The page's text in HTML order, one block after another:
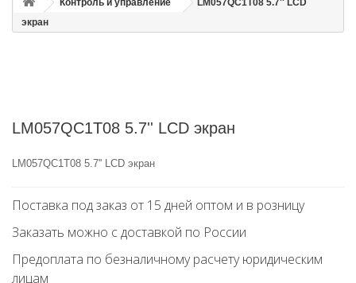
Контроль и управление
LM057QC1T08 5.7'' LCD
экран
LM057QC1T08 5.7'' LCD экран
LM057QC1T08 5.7'' LCD экран
Поставка под заказ от 15 дней оптом и в розницу
Заказать можно с доставкой по России
Предоплата по безналичному расчету юридическим
лицам